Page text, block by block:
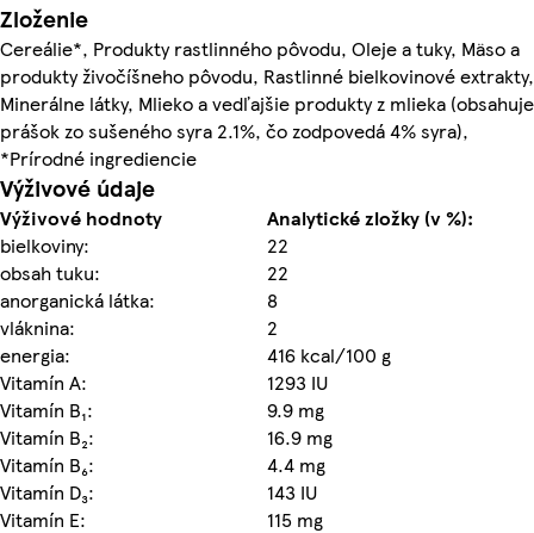
Zloženie
Cereálie*, Produkty rastlinného pôvodu, Oleje a tuky, Mäso a
produkty živočíšneho pôvodu, Rastlinné bielkovinové extrakty,
Minerálne látky, Mlieko a vedľajšie produkty z mlieka (obsahuje
prášok zo sušeného syra 2.1%, čo zodpovedá 4% syra),
*Prírodné ingrediencie
Výživové údaje
Výživové hodnoty
Analytické zložky (v %):
bielkoviny:
22
obsah tuku:
22
anorganická látka:
8
vláknina:
2
energia:
416 kcal/100 g
Vitamín A:
1293 IU
Vitamín B₁:
9.9 mg
Vitamín B₂:
16.9 mg
Vitamín B₆:
4.4 mg
Vitamín D₃:
143 IU
Vitamín E:
115 mg